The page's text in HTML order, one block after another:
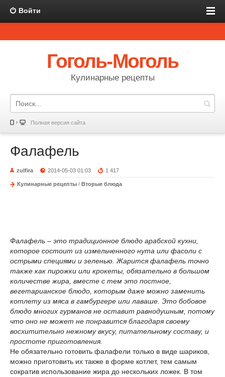
Войти
Гоголь-Моголь
Кулинарные рецепты
Полная версия сайта
Фалафель
zulfira 2014-05-03 01:03 1 417
Кулинарные рецепты / Вторые блюда
Фалафель – это традиционное блюдо арабской кухни,
которое состоит из измельченного нута или фасоли с
острыми специями и зеленью. Жарится фалафель точно
также как пирожки или крокеты, обязательно в большом
количестве жира, вместе с тем это постное,
вегетарианское блюдо, которым даже можно заменить
котлету из мяса в гамбургере или лаваше. Это бобовое
блюдо многих гурманов не оставит равнодушным, потому
что оно не может не понравится благодаря своему
восхитительно нежному вкусу, питательному составу, и
простоте приготовления.
Не обязательно готовить фалафели только в виде шариков,
можно приготовить их также в форме котлет, тем самым
сократив использование жира до нескольких ложек. В том